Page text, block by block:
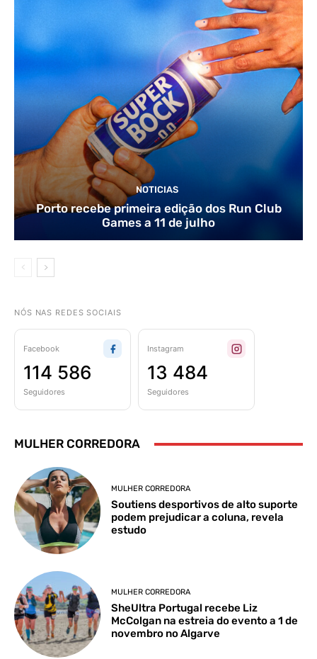
NOTICIAS
Porto recebe primeira edição dos Run Club
Games a 11 de julho
NÓS NAS REDES SOCIAIS
Facebook
114 586
Seguidores
Instagram
13 484
Seguidores
MULHER CORREDORA
MULHER CORREDORA
Soutiens desportivos de alto suporte
podem prejudicar a coluna, revela
estudo
MULHER CORREDORA
SheUltra Portugal recebe Liz
McColgan na estreia do evento a 1 de
novembro no Algarve